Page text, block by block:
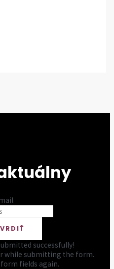
successfully!
while submitting the form.
fields again.